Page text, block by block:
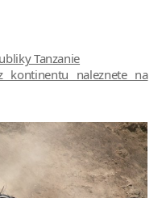
Tanzanie
kontinentu naleznete na